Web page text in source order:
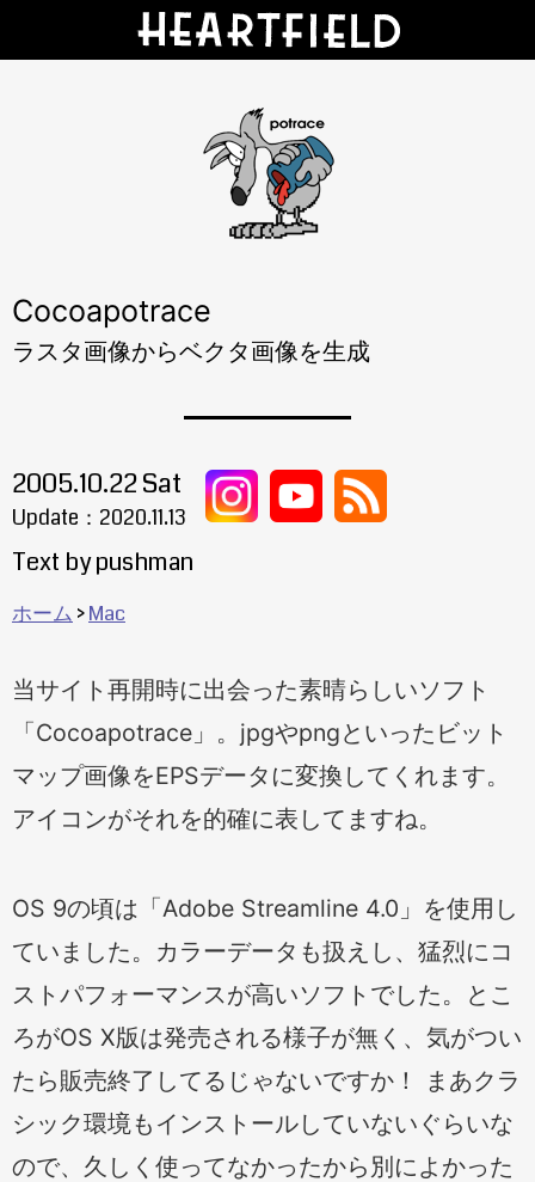
Cocoapotrace
ラスタ画像からベクタ画像を生成
当サイト再開時に出会った素晴らしいソフト
「Cocoapotrace」。jpgやpngといったビット
マップ画像をEPSデータに変換してくれます。
アイコンがそれを的確に表してますね。
OS 9の頃は「Adobe Streamline 4.0」を使用し
ていました。カラーデータも扱えし、猛烈にコ
ストパフォーマンスが高いソフトでした。とこ
ろがOS X版は発売される様子が無く、気がつい
たら販売終了してるじゃないですか！ まあクラ
シック環境もインストールしていないぐらいな
ので、久しく使ってなかったから別によかった
2005.10.22 Sat
Update： 2020.11.13
Text by pushman
ホーム Mac